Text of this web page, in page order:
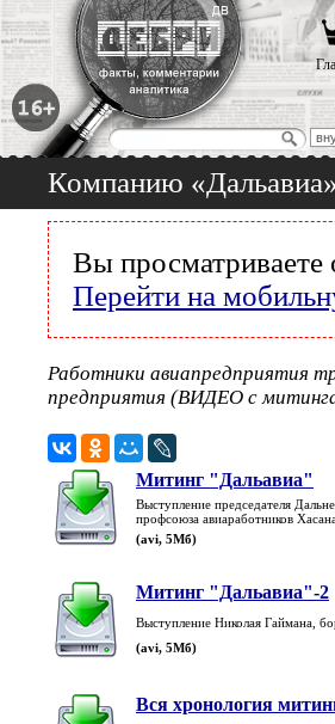
Компанию
Вы
Перейти на
Работники авиапредприятия
предприятия (ВИДЕО с
Митинг "Дальавиа"
Выступление председателя
профсоюза авиаработников
(avi, 5Мб)
Митинг "Дальавиа"-2
Выступление Николая Гаймана,
(avi, 5Мб)
Вся хронология